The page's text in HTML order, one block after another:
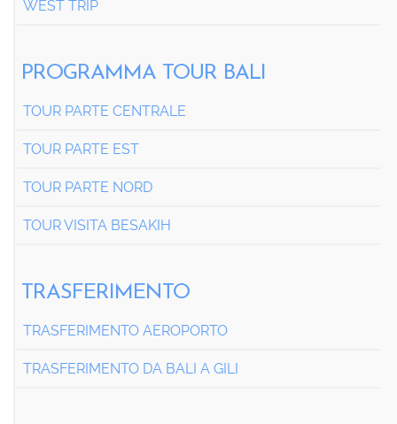
WEST TRIP
PROGRAMMA TOUR BALI
TOUR PARTE CENTRALE
TOUR PARTE EST
TOUR PARTE NORD
TOUR VISITA BESAKIH
TRASFERIMENTO
TRASFERIMENTO AEROPORTO
TRASFERIMENTO DA BALI A GILI